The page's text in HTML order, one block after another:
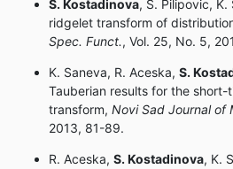
S. Kostadinova, S. Pilipovic, K.
ridgelet transform of
Spec. Funct., Vol. 25, No. 5,
K. Saneva, R. Aceska, S.
Tauberian results for the short-
transform, Novi Sad Journal of
2013, 81-89.
R. Aceska, S. Kostadinova, K.